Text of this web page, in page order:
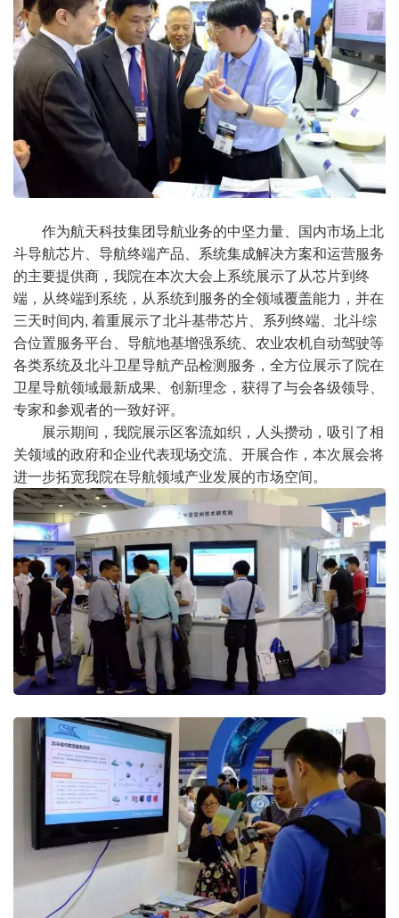
作为航天科技集团导航业务的中坚力量、国内市场上北
斗导航芯片、导航终端产品、系统集成解决方案和运营服务
的主要提供商，我院在本次大会上系统展示了从芯片到终
端，从终端到系统，从系统到服务的全领域覆盖能力，并在
三天时间内, 着重展示了北斗基带芯片、系列终端、北斗综
合位置服务平台、导航地基增强系统、农业农机自动驾驶等
各类系统及北斗卫星导航产品检测服务，全方位展示了院在
卫星导航领域最新成果、创新理念，获得了与会各级领导、
专家和参观者的一致好评。
展示期间，我院展示区客流如织，人头攒动，吸引了相
关领域的政府和企业代表现场交流、开展合作，本次展会将
进一步拓宽我院在导航领域产业发展的市场空间。